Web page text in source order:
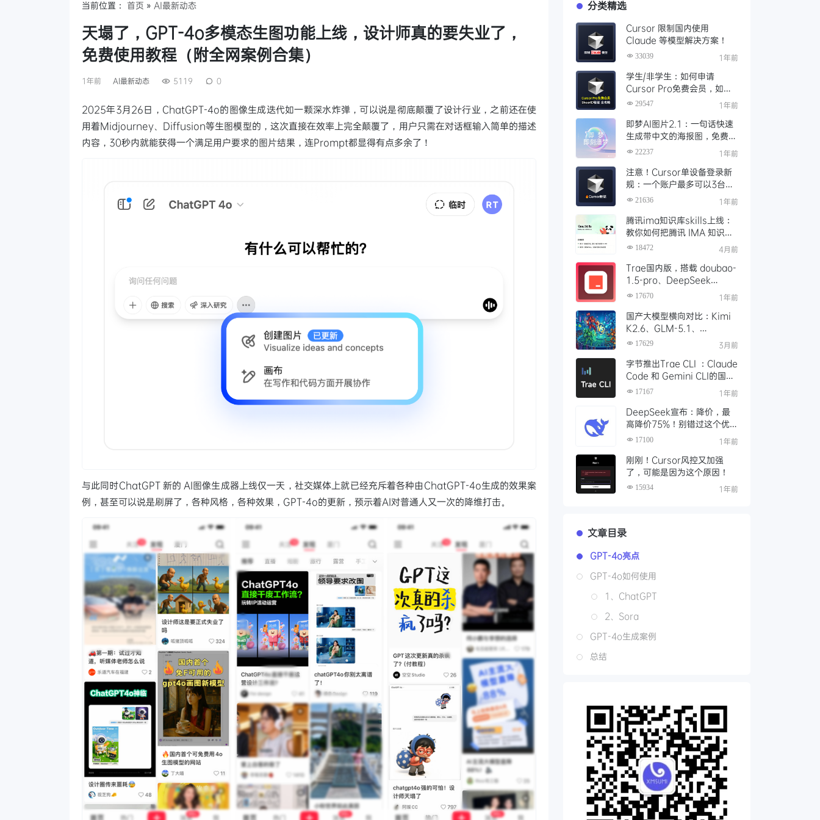
当前位置： 首页 » AI最新动态
天塌了，GPT-4o多模态生图功能上线，设计师真的要失业了，
免费使用教程（附全网案例合集）
1年前 AI最新动态 5119 0
2025年3月26日，ChatGPT-4o的图像生成迭代如一颗深水炸弹，可以说是彻底颠覆了设计行业，之前还在使
用着Midjourney、Diffusion等生图模型的，这次直接在效率上完全颠覆了，用户只需在对话框输入简单的描述
内容，30秒内就能获得一个满足用户要求的图片结果，连Prompt都显得有点多余了！
与此同时ChatGPT 新的 AI图像生成器上线仅一天，社交媒体上就已经充斥着各种由ChatGPT-4o生成的效果案
例，甚至可以说是刷屏了，各种风格，各种效果，GPT-4o的更新，预示着AI对普通人又一次的降维打击。
分类精选
Cursor 限制国内使用
Claude 等模型解决方案！
33039 1年前
学生/非学生：如何申请
Cursor Pro免费会员，如何
通过SheerID验证快速激活全
29547 1年前
即梦AI图片2.1：一句话快速
生成带中文的海报图，免费AI
文生图、视频工具、AIGC创
22237 1年前
注意！Cursor单设备登录新
规：一个账户最多可以3台设
备登录，且限制单点登录
21636 1年前
腾讯ima知识库skills上线：
教你如何把腾讯 IMA 知识库
接入 OpenClaw 一步打通
18472 4月前
Trae国内版，搭载 doubao-
1.5-pro、DeepSeek
R1/V3模型，对比 Trae 国际
17670 1年前
国产大模型横向对比：Kimi
K2.6、GLM-5.1、
Qwen3、MiniMax M2 四
17629 3月前
字节推出Trae CLI ：Claude
Code 和 Gemini CLI的国产
平替 ？手把手教你如何安装
17167 1年前
DeepSeek宣布：降价，最
高降价75%！别错过这个优
惠时段，赶紧充值
17100 1年前
刚刚！Cursor风控又加强
了，可能是因为这个原因！
15934 1年前
文章目录
GPT-4o亮点
GPT-4o如何使用
1、ChatGPT
2、Sora
GPT-4o生成案例
总结